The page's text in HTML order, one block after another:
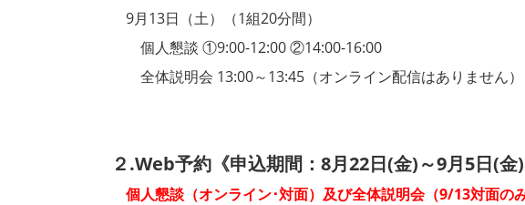
9月13日（土）（1組20分間）
個人懇談 ①9:00-12:00 ②14:00-16:00
全体説明会 13:00～13:45（オンライン配信はありません）
２.Web予約《申込期間：8月22日(金)～9月5日(金)
個人懇談（オンライン･対面）及び全体説明会（9/13対面の